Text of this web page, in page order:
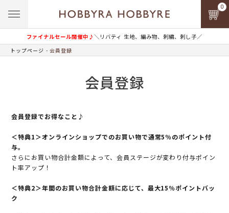
ファイナルセール開催中♪＼リバティ 生地、編み物、刺繍、刺し子／
0
トップページ 会員登録
会員登録
会員登録でお得なこと♪
＜特典1＞オンラインショップでのお買い物で通常5％のポイント付
与。
さらにお買い物合計金額によって、会員ステージが変わり付与ポイン
ト率アップ！
＜特典2＞年間のお買い物合計金額に応じて、最大15％ポイントバッ
ク